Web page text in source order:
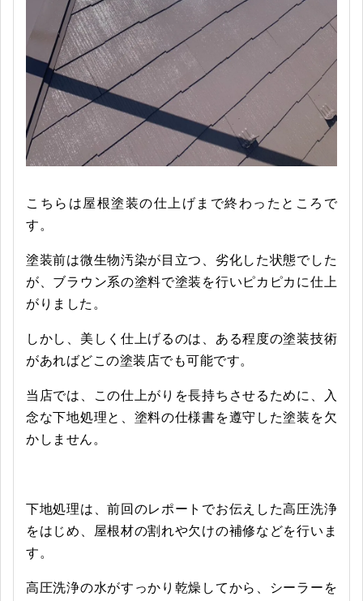
こちらは屋根塗装の仕上げまで終わったところで
す。
塗装前は微生物汚染が目立つ、劣化した状態でした
が、ブラウン系の塗料で塗装を行いピカピカに仕上
がりました。
しかし、美しく仕上げるのは、ある程度の塗装技術
があればどこの塗装店でも可能です。
当店では、この仕上がりを長持ちさせるために、入
念な下地処理と、塗料の仕様書を遵守した塗装を欠
かしません。
下地処理は、前回のレポートでお伝えした高圧洗浄
をはじめ、屋根材の割れや欠けの補修などを行いま
す。
高圧洗浄の水がすっかり乾燥してから、シーラーを